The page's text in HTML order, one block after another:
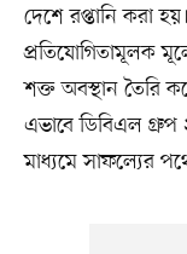
দেশে রপ্তানি করা
প্রতিযোগিতামূলক
শক্ত অবস্থান তৈরি
এভাবে ডিবিএল
মাধ্যমে সাফল্যের